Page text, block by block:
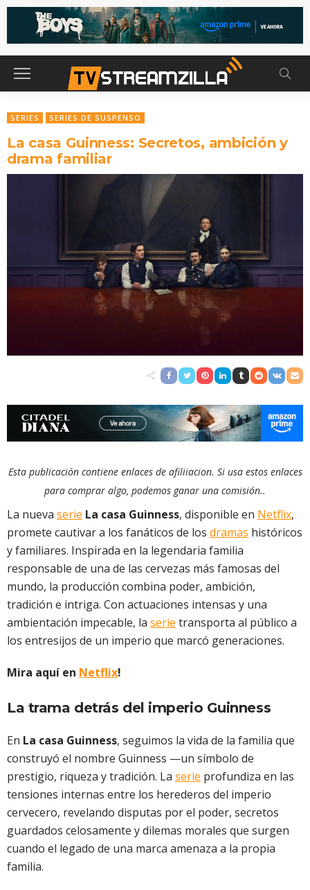
SERIES SERIES DE SUSPENSO
La casa Guinness: Secretos, ambición y
drama familiar
Esta publicación contiene enlaces de afiliiacion. Si usa estos enlaces
para comprar algo, podemos ganar una comisión..
La nueva serie La casa Guinness, disponible en Netflix,
promete cautivar a los fanáticos de los dramas históricos
y familiares. Inspirada en la legendaria familia
responsable de una de las cervezas más famosas del
mundo, la producción combina poder, ambición,
tradición e intriga. Con actuaciones intensas y una
ambientación impecable, la serie transporta al público a
los entresijos de un imperio que marcó generaciones.
Mira aquí en Netflix!
La trama detrás del imperio Guinness
En La casa Guinness, seguimos la vida de la familia que
construyó el nombre Guinness —un símbolo de
prestigio, riqueza y tradición. La serie profundiza en las
tensiones internas entre los herederos del imperio
cervecero, revelando disputas por el poder, secretos
guardados celosamente y dilemas morales que surgen
cuando el legado de una marca amenaza a la propia
familia.